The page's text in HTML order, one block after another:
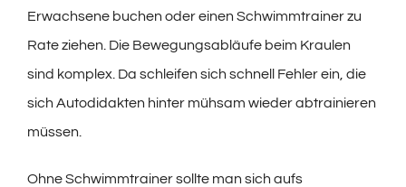
Erwachsene buchen oder einen Schwimmtrainer zu
Rate ziehen. Die Bewegungsabläufe beim Kraulen
sind komplex. Da schleifen sich schnell Fehler ein, die
sich Autodidakten hinter mühsam wieder abtrainieren
müssen.
Ohne Schwimmtrainer sollte man sich aufs